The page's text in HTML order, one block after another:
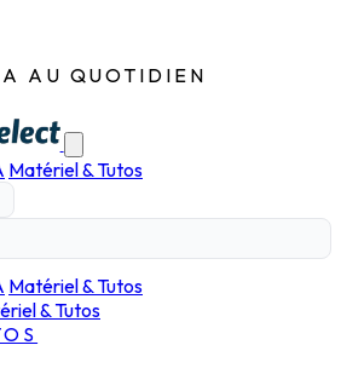
AU QUOTIDIEN
Matériel & Tutos
Matériel & Tutos
& Tutos